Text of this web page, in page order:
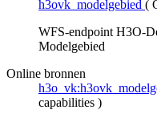
h3ovk_modelgebied (
WFS-endpoint H3O-
Modelgebied
Online bronnen
capabilities )